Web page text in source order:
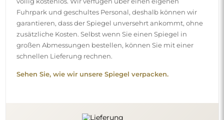
Aufgrund der Besonderheiten jedes Raumes bieten wir
kein standardmäßiges Montagezubehör an. Das gibt
Ihnen die Freiheit, die Dübel oder Haken zu wählen, die
am besten zu Ihren Wänden und Bedürfnissen passen.
Sehen Sie, wie Sie einen Spiegel selbst montieren.